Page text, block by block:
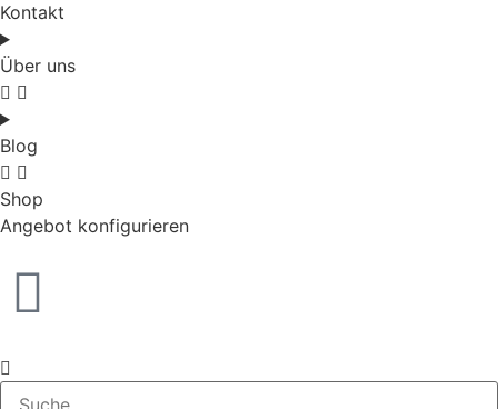
Kontakt
Über uns
Blog
Shop
Angebot konfigurieren